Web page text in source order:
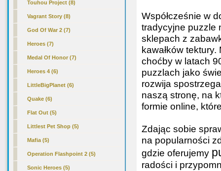
Touhou Project (8)
Vagrant Story (8)
God Of War 2 (7)
Heroes (7)
Medal Of Honor (7)
Heroes 4 (6)
LittleBigPlanet (6)
Quake (6)
Flat Out (5)
Littlest Pet Shop (5)
Mafia (5)
Operation Flashpoint 2 (5)
Sonic Heroes (5)
Współcześnie w
tradycyjne puzzle
sklepach z
kawałków
choćby w latach
puzzlach jako
rozwija
naszą stronę, na
formie online,
Zdając sobie
na popularności
gdzie oferujemy
radości i